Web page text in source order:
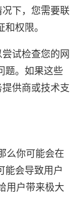
下，您需要联
权限。
试检查您的网
题。如果这些
供商或技术支
么你可能会在
能会导致用户
用户带来极大